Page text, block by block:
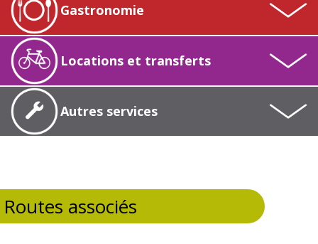
Gastronomie
Locations et transferts
Autres services
Routes associés